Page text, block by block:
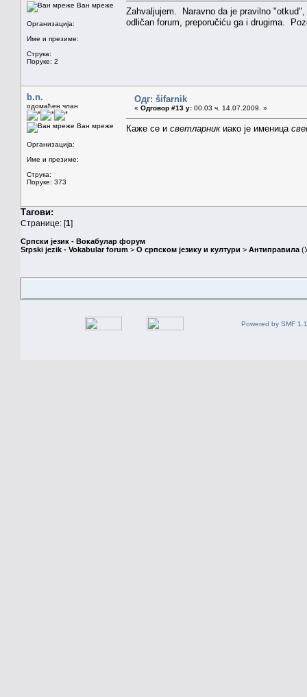
Ван мреже
Организација:
Име и презиме:
Струка:
Поруке: 2
Zahvaljujem. Naravno da je pravilno
odličan forum, preporučiću ga i drugima.
b.n.
одомаћен члан
Ван мреже
Организација:
Име и презиме:
Струка:
Поруке: 373
Одг: šifarnik
« Одговор #13 у: 00.03 ч. 14.07.2009. »
Каже се и светларник иако је именица
Тагови:
Странице: [1]
Српски језик - Вокабулар форум
Srpski jezik - Vokabular forum > О српском језику и култури > Антиправила
Powered by SMF